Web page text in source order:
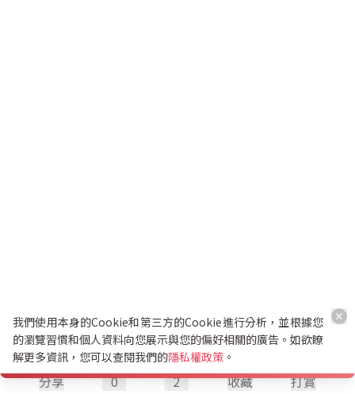
分享 0 2 收藏 打賞
我們使用本身的Cookie和第三方的Cookie進行分析，並根據您
的瀏覽習慣和個人資料向您展示與您的偏好相關的廣告。如欲瞭
解更多資訊，您可以查閱我們的隱私權政策 。